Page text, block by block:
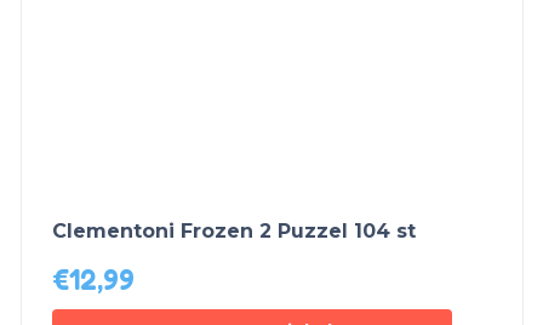
Clementoni Frozen 2 Puzzel 104 st
€12,99